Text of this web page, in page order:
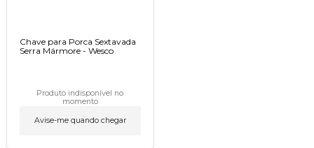
Chave para Porca Sextavada
Serra Mármore - Wesco
Produto indisponível no
momento
Avise-me quando chegar